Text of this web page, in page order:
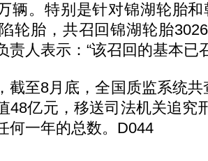
辆。特别是针对锦湖轮胎
轮胎，共召回锦湖轮胎
责人表示：“该召回的基本已
至8月底，全国质监系统共
48亿元，移送司法机关追究
何一年的总数。D044